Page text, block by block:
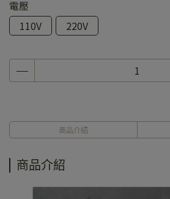
電壓
110V
220V
商品介紹
商品介紹